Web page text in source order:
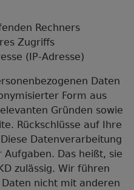
Rechners
Zugriffs
(IP-Adresse)
Daten
Form aus
Gründen sowie
Rückschlüsse auf Ihre
Datenverarbeitung
Das heißt, sie
zulässig. Wir führen
nicht mit anderen